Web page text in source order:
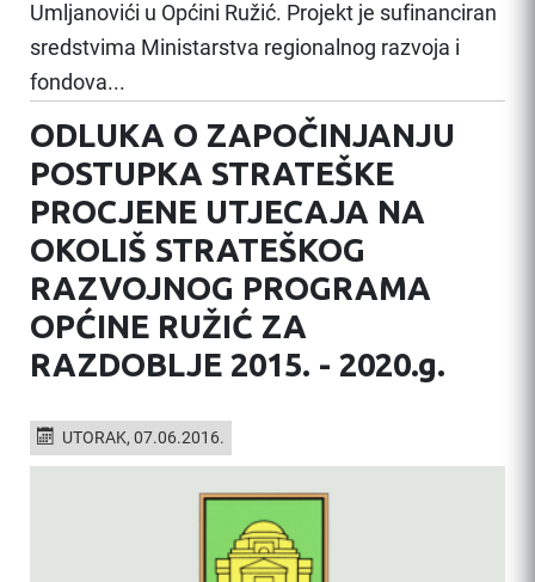
Umljanovići u Općini Ružić. Projekt je sufinanciran
sredstvima Ministarstva regionalnog razvoja i
fondova...
ODLUKA O ZAPOČINJANJU
POSTUPKA STRATEŠKE
PROCJENE UTJECAJA NA
OKOLIŠ STRATEŠKOG
RAZVOJNOG PROGRAMA
OPĆINE RUŽIĆ ZA
RAZDOBLJE 2015. - 2020.g.
UTORAK, 07.06.2016.